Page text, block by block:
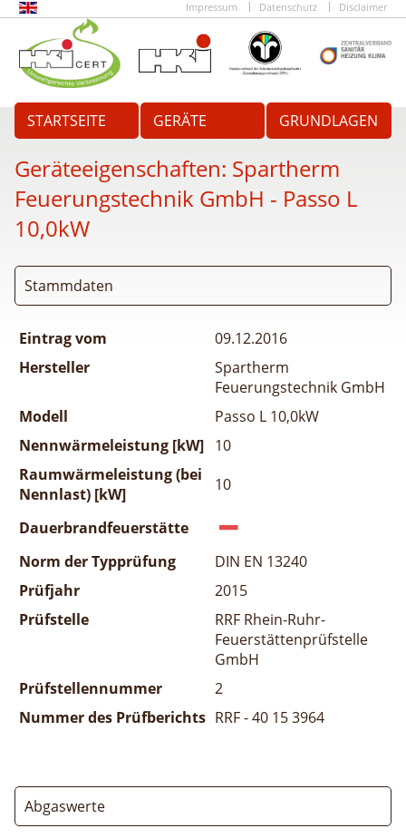
Impressum Datenschutz Disclaimer
STARTSEITE GERÄTE GRUNDLAGEN
Geräteeigenschaften: Spartherm
Feuerungstechnik GmbH - Passo L
10,0kW
Stammdaten
Eintrag vom
09.12.2016
Hersteller
Spartherm
Feuerungstechnik GmbH
Modell
Passo L 10,0kW
Nennwärmeleistung [kW] 10
Raumwärmeleistung (bei
Nennlast) [kW]
10
Dauerbrandfeuerstätte
Norm der Typprüfung
DIN EN 13240
Prüfjahr
2015
Prüfstelle
RRF Rhein-Ruhr-
Feuerstättenprüfstelle
GmbH
Prüfstellennummer
2
Nummer des Prüfberichts RRF - 40 15 3964
Abgaswerte